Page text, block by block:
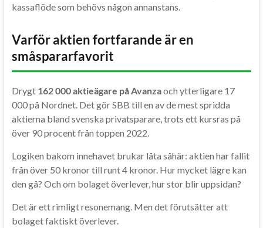
kassaflöde som behövs någon annanstans.
Varför aktien fortfarande är en
småspararfavorit
Drygt 162 000 aktieägare på Avanzaoch ytterligare 17
000 på Nordnet. Det gör SBB till en av de mest spridda
aktierna bland svenska privatsparare, trots ett kursras på
över 90 procent från toppen 2022.
Logiken bakom innehavet brukar låta såhär: aktien har fallit
från över 50 kronor till runt 4 kronor. Hur mycket lägre kan
den gå? Och om bolaget överlever, hur stor blir uppsidan?
Det är ett rimligt resonemang. Men det förutsätter att
bolaget faktiskt överlever.